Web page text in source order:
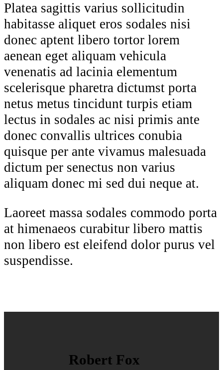
Platea sagittis varius sollicitudin
habitasse aliquet eros sodales nisi
donec aptent libero tortor lorem
aenean eget aliquam vehicula
venenatis ad lacinia elementum
scelerisque pharetra dictumst porta
netus metus tincidunt turpis etiam
lectus in sodales ac nisi primis ante
donec convallis ultrices conubia
quisque per ante vivamus malesuada
dictum per senectus non varius
aliquam donec mi sed dui neque at.
Laoreet massa sodales commodo porta
at himenaeos curabitur libero mattis
non libero est eleifend dolor purus vel
suspendisse.
Robert Fox